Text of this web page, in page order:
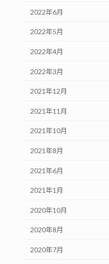
2022年6月
2022年5月
2022年4月
2022年3月
2021年12月
2021年11月
2021年10月
2021年8月
2021年6月
2021年1月
2020年10月
2020年8月
2020年7月